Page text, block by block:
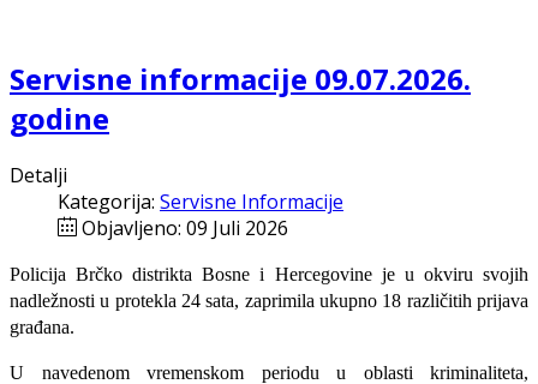
Servisne informacije 09.07.2026.
godine
Detalji
Kategorija: Servisne Informacije
Objavljeno: 09 Juli 2026
Policija Brčko distrikta Bosne i Hercegovine je u okviru svojih
nadležnosti u protekla 24 sata, zaprimila ukupno 18 različitih prijava
građana.
U navedenom vremenskom periodu u oblasti kriminaliteta,